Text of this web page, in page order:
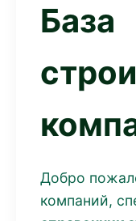
База
Добро
компаний,